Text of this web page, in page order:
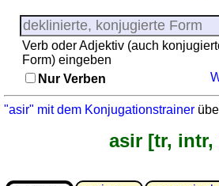
Städtequiz
Liste
mit
spanischen
Provinzen
Sonnenuntergang
Verb oder Adjektiv (auch
Form) eingeben
Nur Verben
"asir" mit dem Konjugationstrainer
asir [tr, intr,